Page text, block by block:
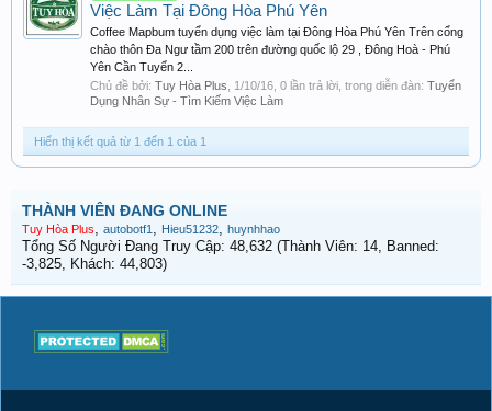
Việc Làm Tại Đông Hòa Phú Yên
Coffee Mapbum tuyển dụng việc làm tại Đông Hòa Phú Yên Trên cổng
chào thôn Đa Ngư tầm 200 trên đường quốc lộ 29 , Đông Hoà - Phú
Yên Cần Tuyển 2...
Chủ đề bởi: Tuy Hòa Plus 1/10/16 , 0 lần trả lời, trong diễn đàn: Tuyển
Dụng Nhân Sự - Tìm Kiếm Việc Làm
Hiển thị kết quả từ 1 đến 1 của 1
THÀNH VIÊN ĐANG ONLINE
Tuy Hòa Plus, autobotf1 , Hieu51232, huynhhao
Tổng Số Người Đang Truy Cập: 48,632 (Thành Viên: 14, Banned:
-3,825, Khách: 44,803)